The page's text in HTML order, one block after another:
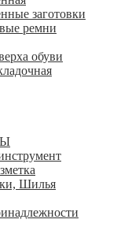
заготовки
ремни
обуви
Шилья